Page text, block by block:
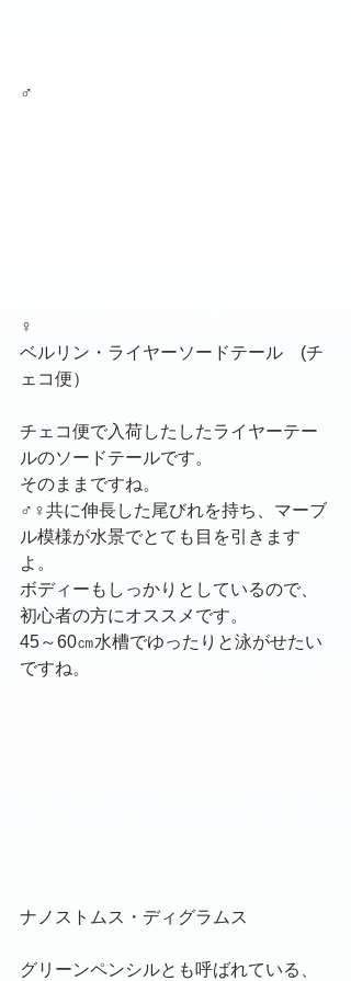
♂
♀
ベルリン・ライヤーソードテール　(チ
ェコ便）
チェコ便で入荷したしたライヤーテー
ルのソードテールです。
そのままですね。
♂♀共に伸長した尾びれを持ち、マーブ
ル模様が水景でとても目を引きます
よ。
ボディーもしっかりとしているので、
初心者の方にオススメです。
45～60㎝水槽でゆったりと泳がせたい
ですね。
ナノストムス・ディグラムス
グリーンペンシルとも呼ばれている、